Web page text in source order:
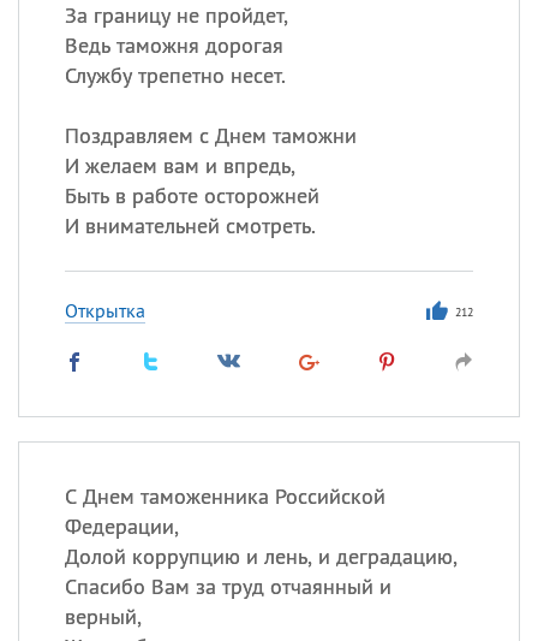
За границу не пройдет,
Ведь таможня дорогая
Службу трепетно несет.
Поздравляем с Днем таможни
И желаем вам и впредь,
Быть в работе осторожней
И внимательней смотреть.
Открытка 212
С Днем таможенника Российской
Федерации,
Долой коррупцию и лень, и деградацию,
Спасибо Вам за труд отчаянный и
верный,